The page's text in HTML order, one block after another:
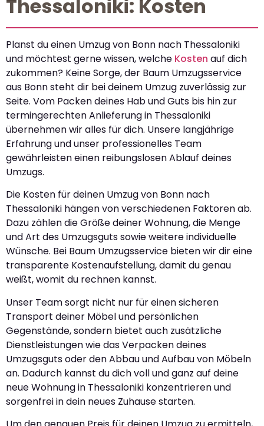
Thessaloniki: Kosten
Planst du einen Umzug von Bonn nach Thessaloniki
und möchtest gerne wissen, welche Kosten auf dich
zukommen? Keine Sorge, der Baum Umzugsservice
aus Bonn steht dir bei deinem Umzug zuverlässig zur
Seite. Vom Packen deines Hab und Guts bis hin zur
termingerechten Anlieferung in Thessaloniki
übernehmen wir alles für dich. Unsere langjährige
Erfahrung und unser professionelles Team
gewährleisten einen reibungslosen Ablauf deines
Umzugs.
Die Kosten für deinen Umzug von Bonn nach
Thessaloniki hängen von verschiedenen Faktoren ab.
Dazu zählen die Größe deiner Wohnung, die Menge
und Art des Umzugsguts sowie weitere individuelle
Wünsche. Bei Baum Umzugsservice bieten wir dir eine
transparente Kostenaufstellung, damit du genau
weißt, womit du rechnen kannst.
Unser Team sorgt nicht nur für einen sicheren
Transport deiner Möbel und persönlichen
Gegenstände, sondern bietet auch zusätzliche
Dienstleistungen wie das Verpacken deines
Umzugsguts oder den Abbau und Aufbau von Möbeln
an. Dadurch kannst du dich voll und ganz auf deine
neue Wohnung in Thessaloniki konzentrieren und
sorgenfrei in dein neues Zuhause starten.